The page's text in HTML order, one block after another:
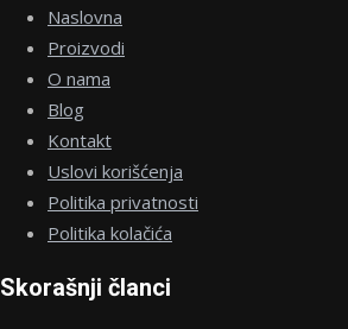
Naslovna
Proizvodi
O nama
Blog
Kontakt
Uslovi korišćenja
Politika privatnosti
Politika kolačića
Skorašnji članci